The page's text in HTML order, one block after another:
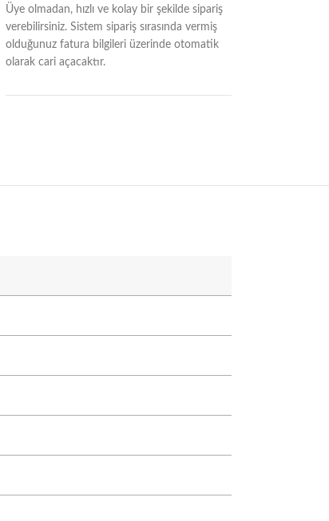
Üye olmadan, hızlı ve kolay bir şekilde sipariş
verebilirsiniz. Sistem sipariş sırasında vermiş
olduğunuz fatura bilgileri üzerinde otomatik
olarak cari açacaktır.